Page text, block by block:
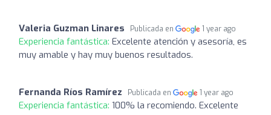
Valeria Guzman Linares Publicada en 1 year ago
Experiencia fantástica: Excelente atención y asesoría, es
muy amable y hay muy buenos resultados.
Fernanda Ríos Ramírez Publicada en 1 year ago
Experiencia fantástica: 100% la recomiendo. Excelente